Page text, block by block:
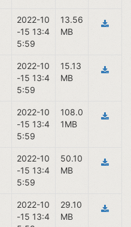
2022-10
-15 13:4
5:59
13.56
MB
2022-10
-15 13:4
5:59
15.13
MB
2022-10
-15 13:4
5:59
108.0
1MB
2022-10
-15 13:4
5:59
50.10
MB
2022-10
-15 13:4
29.10
MB